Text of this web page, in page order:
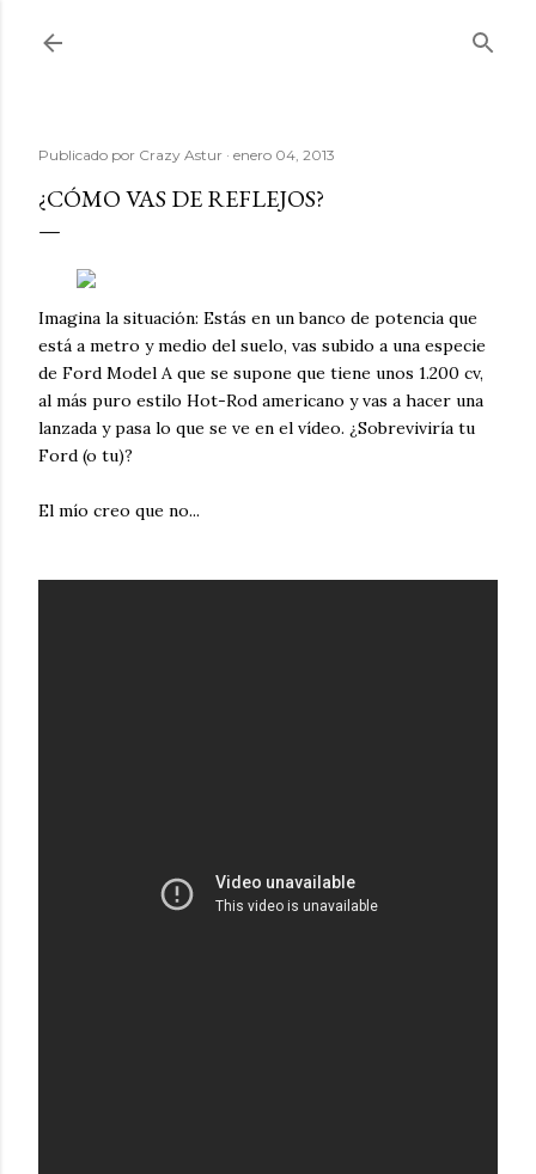
Publicado por Crazy Astur enero 04, 2013
¿CÓMO VAS DE REFLEJOS?
Imagina la situación: Estás en un banco de potencia que
está a metro y medio del suelo, vas subido a una especie
de Ford Model A que se supone que tiene unos 1.200 cv,
al más puro estilo Hot-Rod americano y vas a hacer una
lanzada y pasa lo que se ve en el vídeo. ¿Sobreviviría tu
Ford (o tu)?
El mío creo que no...